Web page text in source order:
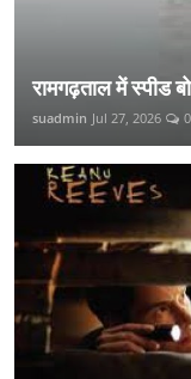
रामगढ़ताल में स्पीड
suadmin Jul 27, 2026 0